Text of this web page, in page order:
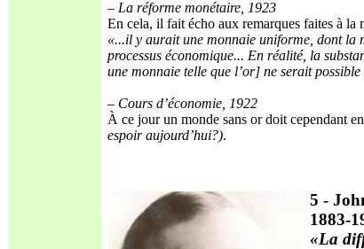
– La réforme monétaire, 1923
En cela, il fait écho aux remarques faites à la
«...il y aurait une monnaie uniforme, dont la
processus économique... En réalité, la
une monnaie telle que l’or] ne serait
– Cours d’économie, 1922
À ce jour un monde sans or doit cependant
espoir aujourd’hui?).
5 -
1883-
«La